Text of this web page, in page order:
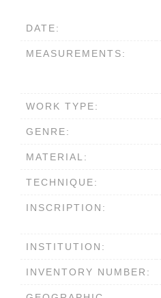
DATE:
MEASUREMENTS:
WORK TYPE:
GENRE:
MATERIAL:
TECHNIQUE:
INSCRIPTION:
INSTITUTION:
INVENTORY NUMBER: